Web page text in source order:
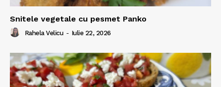
Snitele vegetale cu pesmet Panko
Rahela Velicu - Iulie 22, 2026